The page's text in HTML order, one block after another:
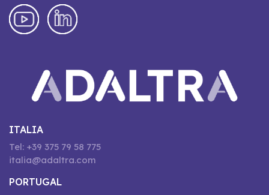
ITALIA
Tel: +39 375 79 58 775
italia@adaltra.com
PORTUGAL